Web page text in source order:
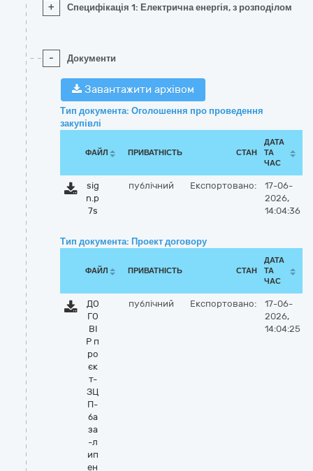
+ Специфікація 1: Електрична енергія, з розподілом
- Документи
Завантажити архівом
Тип документа: Оголошення про проведення
закупівлі
ФАЙЛ ПРИВАТНІСТЬ СТАН
ДАТА
ТА
ЧАС
sig
n.p
7s
публічний Експортовано:
17-06-
2026,
14:04:36
Тип документа: Проект договору
ФАЙЛ ПРИВАТНІСТЬ СТАН
ДАТА
ТА
ЧАС
ДО
ГО
ВІ
Р п
ро
єк
т-
ЗЦ
П-
ба
за
-л
ип
ен
публічний Експортовано:
17-06-
2026,
14:04:25